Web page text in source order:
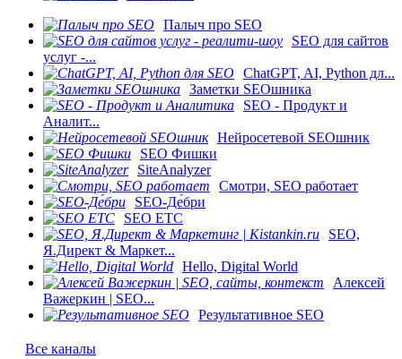
Палыч про SEO
SEO для сайтов
услуг -...
ChatGPT, AI, Python дл...
Заметки SEOшника
SEO - Продукт и
Аналит...
Нейросетевой SEOшник
SEO Фишки
SiteAnalyzer
Смотри, SEO работает
SEO-Де́бри
SEO ETC
SEO,
Я.Директ & Маркет...
Hello, Digital World
Алексей
Важеркин | SEO...
Результативное SEO
Все каналы